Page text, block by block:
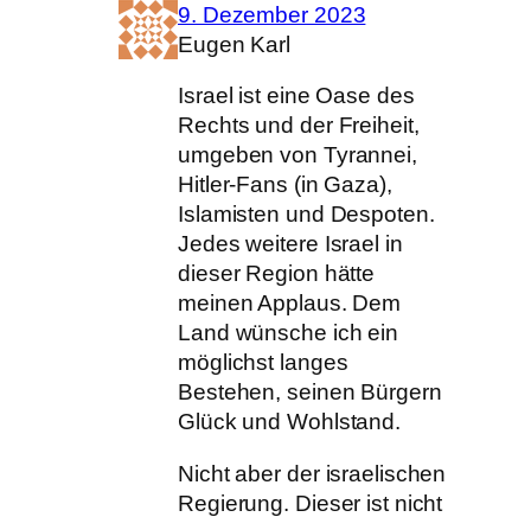
9. Dezember 2023
Eugen Karl
Israel ist eine Oase des
Rechts und der Freiheit,
umgeben von Tyrannei,
Hitler-Fans (in Gaza),
Islamisten und Despoten.
Jedes weitere Israel in
dieser Region hätte
meinen Applaus. Dem
Land wünsche ich ein
möglichst langes
Bestehen, seinen Bürgern
Glück und Wohlstand.
Nicht aber der israelischen
Regierung. Dieser ist nicht